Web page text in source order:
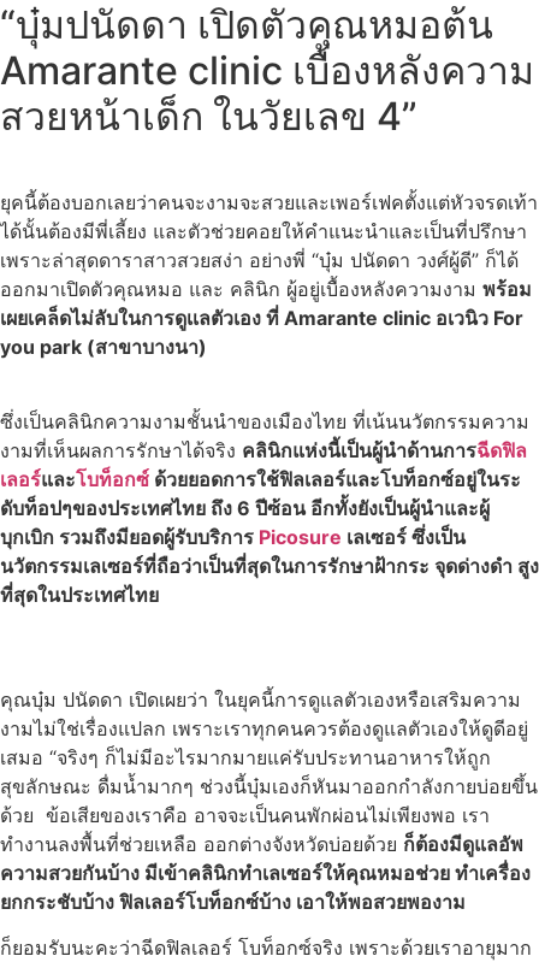
“บุ๋มปนัดดา เปิดตัวคุณหมอต้น
Amarante clinic เบื้องหลังความ
สวยหน้าเด็ก ในวัยเลข 4”
ยุคนี้ต้องบอกเลยว่าคนจะงามจะสวยและเพอร์เฟคตั้งแต่หัวจรดเท้า
ได้นั้นต้องมีพี่เลี้ยง และตัวช่วยคอยให้คำแนะนำและเป็นที่ปรึกษา
เพราะล่าสุดดาราสาวสวยสง่า อย่างพี่ “บุ๋ม ปนัดดา วงศ์ผู้ดี” ก็ได้
ออกมาเปิดตัวคุณหมอ และ คลินิก ผู้อยู่เบื้องหลังความงาม พร้อม
เผยเคล็ดไม่ลับในการดูเเลตัวเอง ที่ Amarante clinic อเวนิว For
you park (สาขาบางนา)
ซึ่งเป็นคลินิกความงามชั้นนำของเมืองไทย ที่เน้นนวัตกรรมความ
งามที่เห็นผลการรักษาได้จริง คลินิกแห่งนี้เป็นผู้นำด้านการฉีดฟิล
เลอร์และโบท็อกซ์ ด้วยยอดการใช้ฟิลเลอร์และโบท็อกซ์อยู่ในระ
ดับท็อปๆของประเทศไทย ถึง 6 ปีซ้อน อีกทั้งยังเป็นผู้นำและผู้
บุกเบิก รวมถึงมียอดผู้รับบริการ Picosure เลเซอร์ ซึ่งเป็น
นวัตกรรมเลเซอร์ที่ถือว่าเป็นที่สุดในการรักษาฝ้ากระ จุดด่างดำ สูง
ที่สุดในประเทศไทย
คุณบุ๋ม ปนัดดา เปิดเผยว่า ในยุคนี้การดูแลตัวเองหรือเสริมความ
งามไม่ใช่เรื่องแปลก เพราะเราทุกคนควรต้องดูแลตัวเองให้ดูดีอยู่
เสมอ “จริงๆ ก็ไม่มีอะไรมากมายแค่รับประทานอาหารให้ถูก
สุขลักษณะ ดื่มน้ำมากๆ ช่วงนี้บุ๋มเองก็หันมาออกกำลังกายบ่อยขึ้น
ด้วย ข้อเสียของเราคือ อาจจะเป็นคนพักผ่อนไม่เพียงพอ เรา
ทำงานลงพื้นที่ช่วยเหลือ ออกต่างจังหวัดบ่อยด้วย ก็ต้องมีดูแลอัพ
ความสวยกันบ้าง มีเข้าคลินิกทำเลเซอร์ให้คุณหมอช่วย ทำเครื่อง
ยกกระชับบ้าง ฟิลเลอร์โบท็อกซ์บ้าง เอาให้พอสวยพองาม
ก็ยอมรับนะคะว่าฉีดฟิลเลอร์ โบท็อกซ์จริง เพราะด้วยเราอายุมาก